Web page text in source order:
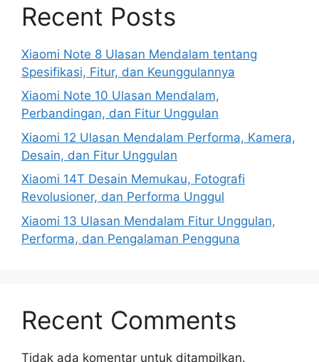
Recent Posts
Xiaomi Note 8 Ulasan Mendalam tentang
Spesifikasi, Fitur, dan Keunggulannya
Xiaomi Note 10 Ulasan Mendalam,
Perbandingan, dan Fitur Unggulan
Xiaomi 12 Ulasan Mendalam Performa, Kamera,
Desain, dan Fitur Unggulan
Xiaomi 14T Desain Memukau, Fotografi
Revolusioner, dan Performa Unggul
Xiaomi 13 Ulasan Mendalam Fitur Unggulan,
Performa, dan Pengalaman Pengguna
Recent Comments
Tidak ada komentar untuk ditampilkan.